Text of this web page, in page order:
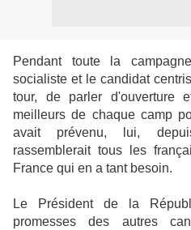
Pendant toute la
socialiste et le candidat
tour, de parler d'ouverture
meilleurs de chaque camp
avait prévenu, lui,
rassemblerait tous les
France qui en a tant besoin.
Le Président de la
promesses des autres